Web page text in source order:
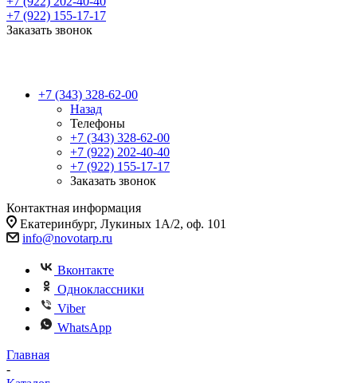
+7 (922) 155-17-17
Заказать звонок
+7 (343) 328-62-00
Назад
Телефоны
+7 (343) 328-62-00
+7 (922) 202-40-40
+7 (922) 155-17-17
Заказать звонок
Контактная информация
Екатеринбург, Лукиных 1А/2, оф. 101
info@novotarp.ru
Вконтакте
Одноклассники
Viber
WhatsApp
Главная
-